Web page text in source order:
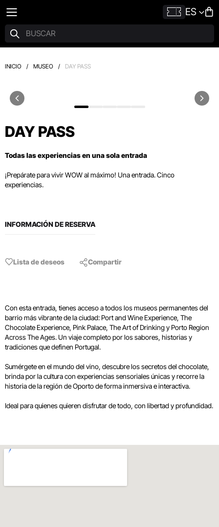
ES
INICIO / MUSEO / DAY PASS
DAY PASS
Todas las experiencias en una sola entrada
¡Prepárate para vivir WOW al máximo! Una entrada. Cinco
experiencias.
INFORMACIÓN DE RESERVA
Lista de deseos Compartir
Con esta entrada, tienes acceso a todos los museos permanentes del
barrio más vibrante de la ciudad: Port and Wine Experience, The
Chocolate Experience, Pink Palace, The Art of Drinking y Porto Region
Across The Ages. Un viaje completo por los sabores, historias y
tradiciones que definen Portugal.
Sumérgete en el mundo del vino, descubre los secretos del chocolate,
brinda por la cultura con experiencias sensoriales únicas y recorre la
historia de la región de Oporto de forma inmersiva e interactiva.
Ideal para quienes quieren disfrutar de todo, con libertad y profundidad.